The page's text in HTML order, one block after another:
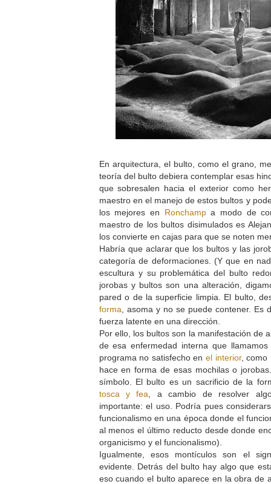
En arquitectura, el bulto, como el grano,
teoría del bulto debiera contemplar esas
que sobresalen hacia el exterior como
maestro en el manejo de estos bultos y
los mejores en Ronchampa modo de
maestro de los bultos disimulados es
los convierte en cajas para que se noten
Habría que aclarar que los bultos y las
categoría de deformaciones. (Y que en
escultura y su problemática del bulto
jorobas y bultos son una alteración,
pared o de la superficie limpia. El bulto,
forma , asoma y no se puede contener. Es
fuerza latente en una dirección.
Por ello, los bultos son la manifestación de
de esa enfermedad interna que
programa no satisfecho enel interior, como
hace en forma de esas mochilas o
símbolo. El bulto es un sacrificio de la
tosca y fea , a cambio de resolver
importante: el uso. Podría pues
funcionalismo en una época donde el
al menos el último reducto desde donde
organicismo y el funcionalismo).
Igualmente, esos montículos son el
evidente. Detrás del bulto hay algo que
eso cuando el bulto aparece en la obra de